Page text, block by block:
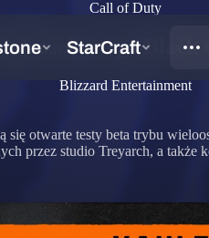
Call of Duty
Black
Blizzard Entertainment
otwarte testy beta trybu
przez studio Treyarch, a także